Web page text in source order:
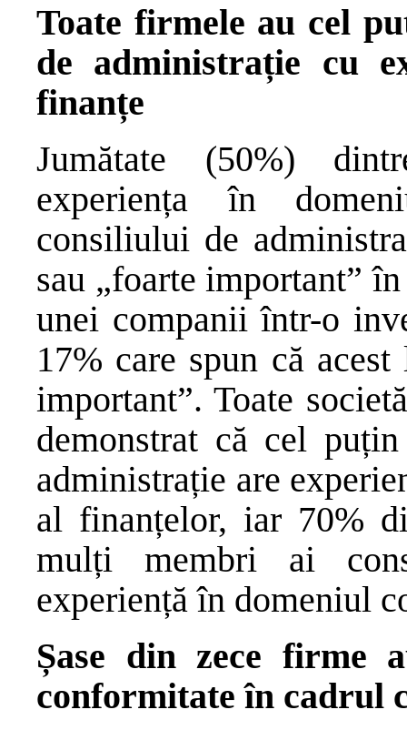
Toate firmele au cel
de administrație cu
finanțe
Jumătate (50%)
experiența în
consiliului de
sau „foarte important”
unei companii într-o
17% care spun că
important”. Toate
demonstrat că cel
administrație are
al finanțelor, iar 70%
mulți membri ai
experiență în domeniul
Șase din zece firme
conformitate în cadrul